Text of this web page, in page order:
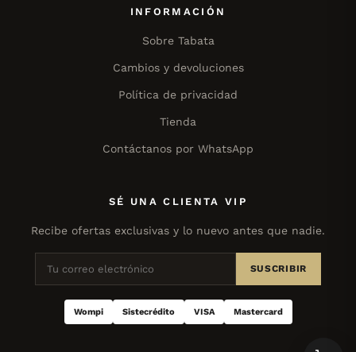
INFORMACIÓN
Sobre Tabata
Cambios y devoluciones
Política de privacidad
Tienda
Contáctanos por WhatsApp
SÉ UNA CLIENTA VIP
Recibe ofertas exclusivas y lo nuevo antes que nadie.
SUSCRIBIR
Wompi Sistecrédito VISA Mastercard